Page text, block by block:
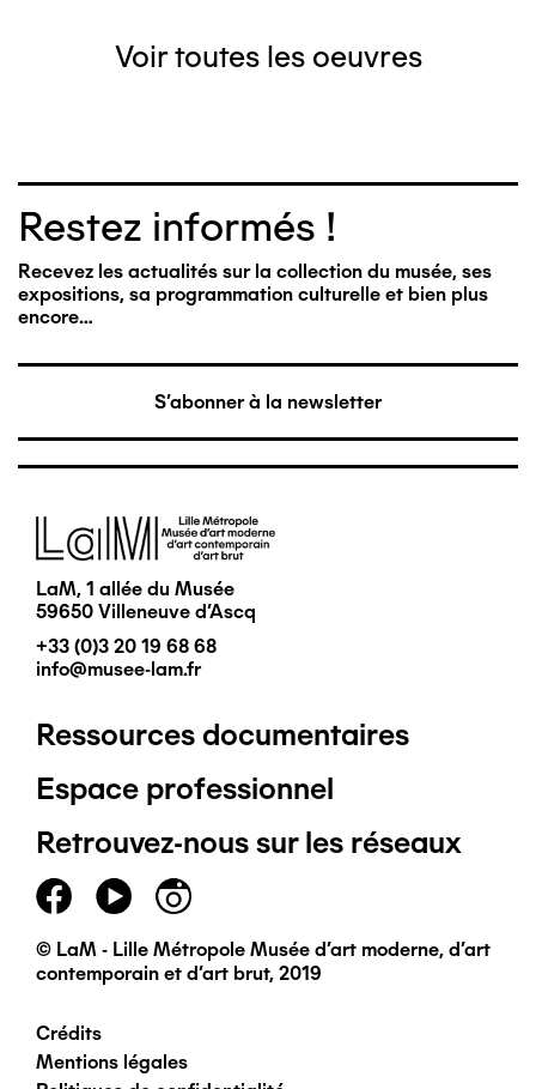
Voir toutes les oeuvres
Restez informés !
Recevez les actualités sur la collection du musée, ses
expositions, sa programmation culturelle et bien plus
encore…
S'abonner à la newsletter
Image
LaM, 1 allée du Musée
59650 Villeneuve d'Ascq
+33 (0)3 20 19 68 68
info@musee-lam.fr
Pied
de
page
principal
Ressources documentaires
Espace professionnel
Retrouvez-nous sur les réseaux
© LaM - Lille Métropole Musée d'art moderne, d'art
contemporain et d'art brut, 2019
Pied
Crédits
Mentions légales